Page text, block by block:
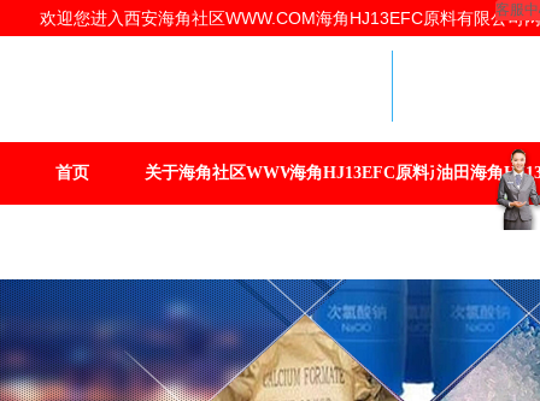
欢迎您进入西安海角社区WWW.COM海角HJ13EFC原料有限公司网
首页 关于海角社区WWW.COM海角HJ13EFC原料产品油田海角
客服